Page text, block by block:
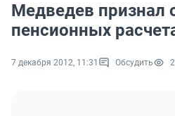
Медведев признал
пенсионных
7 декабря 2012, 11:31 Обсудить